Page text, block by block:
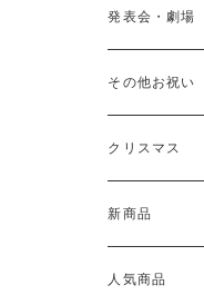
発表会・劇場
その他お祝い
クリスマス
新商品
人気商品